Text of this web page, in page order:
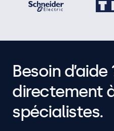
Besoin d’aide
directement
spécialistes.